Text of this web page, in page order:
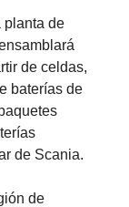
planta de
de celdas,
baterías de
de Scania.
de